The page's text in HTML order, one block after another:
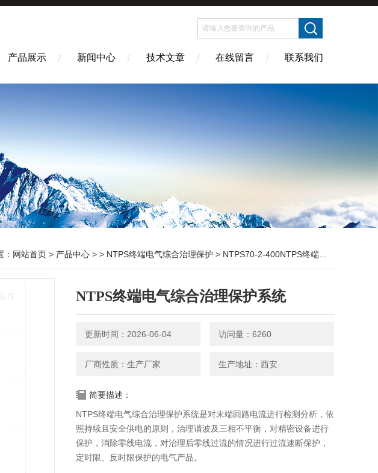
产品展示 新闻中心 技术文章 在线留言 联系我们
网站首页 > 产品中心 > > NTPS终端电气综合治理保护 > NTPS70-2-400NTPS终端电气综合治理保护系统
NTPS终端电气综合治理保护系统
更新时间：2026-06-04 访问量：6260
厂商性质：生产厂家 生产地址：西安
简要描述：
NTPS终端电气综合治理保护系统是对末端回路电流进行检测分析，依
照持续且安全供电的原则，治理谐波及三相不平衡，对精密设备进行
保护，消除零线电流，对治理后零线过流的情况进行过流速断保护，
定时限、反时限保护的电气产品。